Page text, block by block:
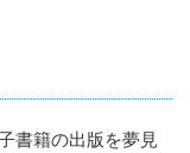
書籍の出版を夢見